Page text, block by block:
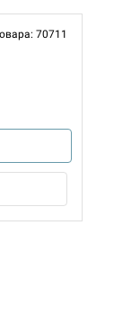
70711